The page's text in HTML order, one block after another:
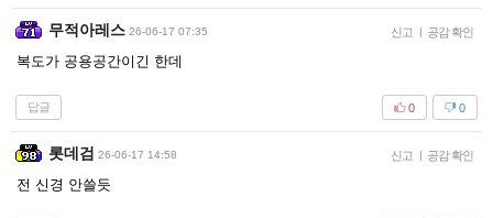
무적아레스 26-06-17 07:35 신고 | 공감 확인
복도가 공용공간이긴 한데
답글 0
0
롯데검 26-06-17 14:58 신고 | 공감 확인
전 신경 안쓸듯